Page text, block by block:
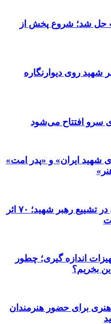
حل شد؛ شروع پخش از
شهید روی دیوارنگاره
سرو افتتاح می‌شود
شهید ایران» و «پدر امت»
حضور پررنگ هنرمندان در تشییع رهبر شهید؛ ۷۰ اثر
اندازه گیری؛ چطور
بخریم؟
برای حضور هنرمندان